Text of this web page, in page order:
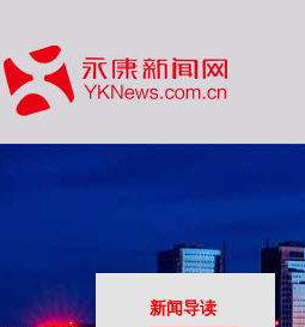
新闻导读